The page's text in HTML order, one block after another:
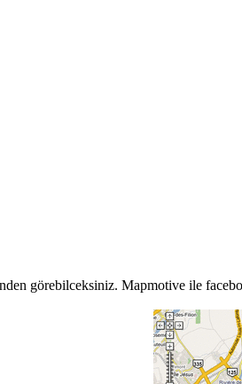
görebilceksiniz. Mapmotive ile